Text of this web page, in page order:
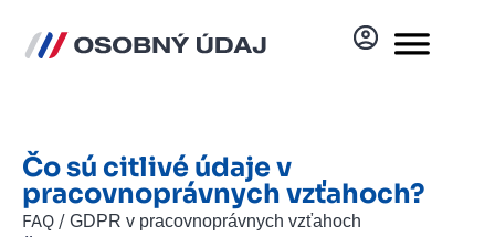
Čo sú citlivé údaje v
pracovnoprávnych vzťahoch?
FAQ / GDPR v pracovnoprávnych vzťahoch